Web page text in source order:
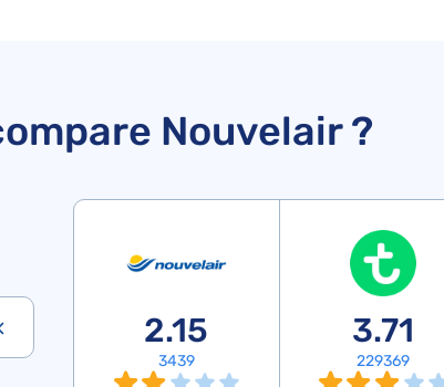
Nouvelair ?
2.15
3439
3.71
229369